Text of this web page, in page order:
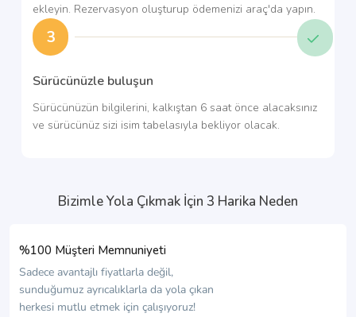
ekleyin. Rezervasyon oluşturup ödemenizi araç'da yapın.
3
Sürücünüzle buluşun
Sürücünüzün bilgilerini, kalkıştan 6 saat önce alacaksınız
ve sürücünüz sizi isim tabelasıyla bekliyor olacak.
Bizimle Yola Çıkmak İçin 3 Harika Neden
%100 Müşteri Memnuniyeti
Sadece avantajlı fiyatlarla değil,
sunduğumuz ayrıcalıklarla da yola çıkan
herkesi mutlu etmek için çalışıyoruz!